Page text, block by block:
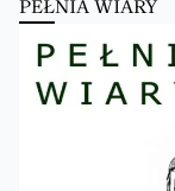
PEŁNIA WIARY